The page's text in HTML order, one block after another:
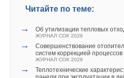
Читайте по теме:
→ Об утилизации тепловых
ЖУРНАЛ СОК 2026
→
Совершенствование
систем коррекцией
ЖУРНАЛ СОК 2026
→
Теплотехнические
что говорит о выполнении
Кравченко Г.М., Бабенков
эффективности работы
пособ. для вузов по напр.
Копко В.М. Теплоснабжение. —
А где монотермическая установка?
теплоты - это битермическая установка.
2из2пользователей